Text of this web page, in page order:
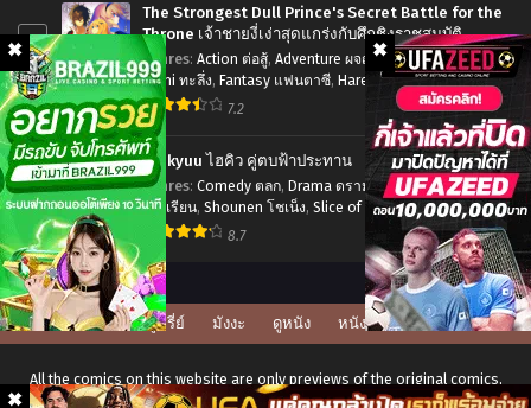
ตอน
ที่1-
12
ซับ
ไทย
4
The Strongest Dull Prince's Secret Battle for the
Throne เจ้าชายงี่เง่าสุดแกร่งกับศึกชิงราชสมบัติ
Genres: Action ต่อสู้, Adventure ผจญภัย ,Drama ดราม่า,
Ecchi ทะลึ่ง, Fantasy แฟนตาซี, Harem ฮาเร็ม,Manga มังงะ
ญี่ปุ่น,Romance โรแมนติก Seinen เซเน็ง
7.2
5
Haikyuu ไฮคิว คู่ตบฟ้าประทาน
Genres: Comedy ตลก, Drama ดราม่า,School Life ชีวิตใน
โรงเรียน, Shounen โชเน็ง, Slice of Life รั้วโรงเรียน
Sports กีฬา
8.7
ดูซีรี่ย์ มังงะ ดูหนัง หนังโป๊
All the comics on this website are only previews of the original comics,
there may be many language errors, character names, and story lines.